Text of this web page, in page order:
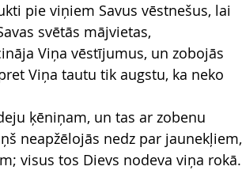
pie viņiem Savus vēstnešus, lai
svētās mājvietas,
Viņa vēstījumus, un zobojās
Viņa tautu tik augstu, ka neko
ķēniņam, un tas ar zobenu
neapžēlojās nedz par jaunekļiem,
visus tos Dievs nodeva viņa rokā.